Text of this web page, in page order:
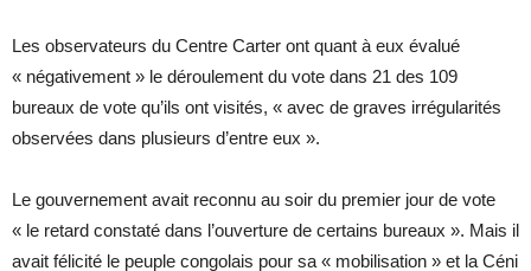
Les observateurs du Centre Carter ont quant à eux évalué
« négativement » le déroulement du vote dans 21 des 109
bureaux de vote qu’ils ont visités, « avec de graves irrégularités
observées dans plusieurs d’entre eux ».
Le gouvernement avait reconnu au soir du premier jour de vote
« le retard constaté dans l’ouverture de certains bureaux ». Mais il
avait félicité le peuple congolais pour sa « mobilisation » et la Céni